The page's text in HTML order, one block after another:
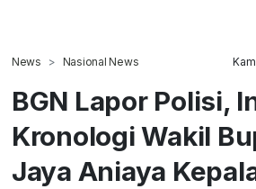
News Nasional News
BGN Lapor Polisi,
Kronologi Wakil
Jaya Aniaya